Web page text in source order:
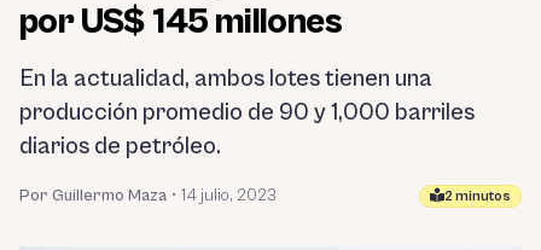
por US$ 145 millones
En la actualidad, ambos lotes tienen una
producción promedio de 90 y 1,000 barriles
diarios de petróleo.
Por Guillermo Maza • 14 julio, 2023 2 minutos